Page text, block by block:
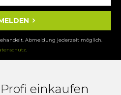
Abmeldung jederzeit möglich.
einkaufen